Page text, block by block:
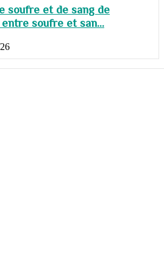
soufre et de sang de
entre soufre et san...